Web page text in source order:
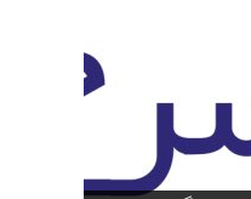
از مزارع
گنابادی